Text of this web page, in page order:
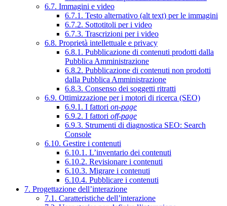
6.7. Immagini e video
6.7.1. Testo alternativo (alt text) per le immagini
6.7.2. Sottotitoli per i video
6.7.3. Trascrizioni per i video
6.8. Proprietà intellettuale e privacy
6.8.1. Pubblicazione di contenuti prodotti dalla
Pubblica Amministrazione
6.8.2. Pubblicazione di contenuti non prodotti
dalla Pubblica Amministrazione
6.8.3. Consenso dei soggetti ritratti
6.9. Ottimizzazione per i motori di ricerca (SEO)
6.9.1. I fattori on-page
6.9.2. I fattori off-page
6.9.3. Strumenti di diagnostica SEO: Search
Console
6.10. Gestire i contenuti
6.10.1. L’inventario dei contenuti
6.10.2. Revisionare i contenuti
6.10.3. Migrare i contenuti
6.10.4. Pubblicare i contenuti
7. Progettazione dell’interazione
7.1. Caratteristiche dell’interazione